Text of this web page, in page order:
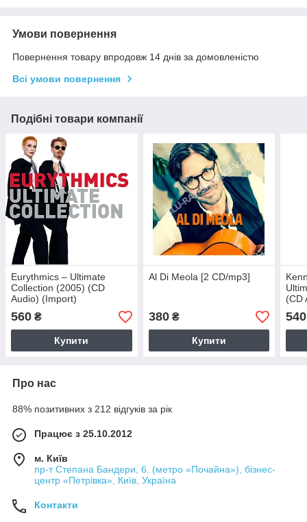
Умови повернення
Повернення товару впродовж 14 днів за домовленістю
Всі умови повернення
Подібні товари компанії
Eurythmics – Ultimate
Collection (2005) (CD
Audio) (Import)
560 ₴
Купити
Al Di Meola [2 CD/mp3]
380₴
Купити
(CD
540
Про нас
88% позитивних з 212 відгуків за рік
Працює з 25.10.2012
м. Київ
пр-т Степана Бандери, 6. (метро «Почайна»), бізнес-
центр «Петрівка», Київ, Україна
Контакти